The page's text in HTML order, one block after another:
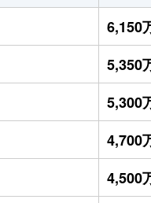
6,150
5,350
5,300
4,700
4,500